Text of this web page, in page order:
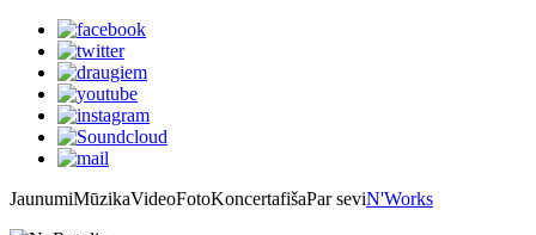
JaunumiMūzikaVideoFotoKoncertafišaPar seviN'Works